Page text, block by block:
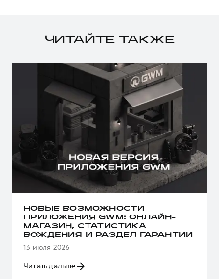
ЧИТАЙТЕ ТАКЖЕ
НОВЫЕ ВОЗМОЖНОСТИ
ПРИЛОЖЕНИЯ GWM: ОНЛАЙН-
МАГАЗИН, СТАТИСТИКА
ВОЖДЕНИЯ И РАЗДЕЛ ГАРАНТИИ
13 июля 2026
Читать дальше